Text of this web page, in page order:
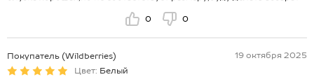
0 0
Покупатель (Wildberries)
19 октября 2025
Цвет: Белый